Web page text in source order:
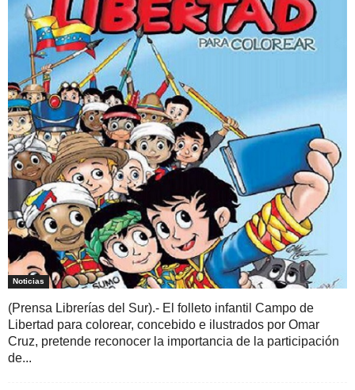
Noticias
(Prensa Librerías del Sur).- El folleto infantil Campo de
Libertad para colorear, concebido e ilustrados por Omar
Cruz, pretende reconocer la importancia de la participación
de...